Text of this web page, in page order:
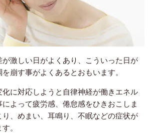
激しい日がよくあり、こういった日が
崩す事がよくあるとおもいます。
化に対応しようと自律神経が働きエネル
よって疲労感、倦怠感をひきおこしま
、めまい、耳鳴り、不眠などの症状が
。